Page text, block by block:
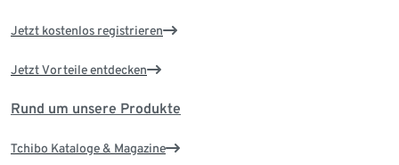
Jetzt kostenlos registrieren
Jetzt Vorteile entdecken
Rund um unsere Produkte
Tchibo Kataloge & Magazine